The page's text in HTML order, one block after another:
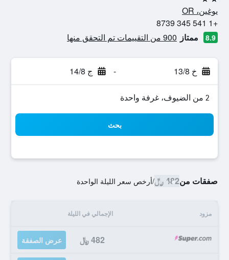
2 نجمتين
يوغين، OR
+1 541 345 8739
8.9 ممتاز 900 من التقييمات تم التحقق منها
خ 13/8 - ج 14/8
2 من الضيوف، غرفة واحدة
بحث
صفقات من482 ﷼ /أرخص سعر الليلة الواحدة
مزود الإجمالي في الليلة
482 ﷼ عرض الصفقة